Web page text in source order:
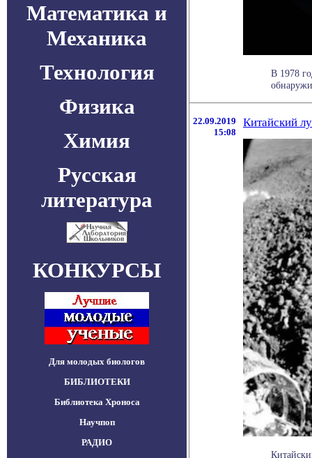
Математика и
Механика
Технология
Физика
Химия
Русская
литература
КОНКУРСЫ
Для молодых биологов
БИБЛИОТЕКИ
Библиотека Хроноса
Научпоп
РАДИО
В 1978
22.09.2019
15:08
Китайский